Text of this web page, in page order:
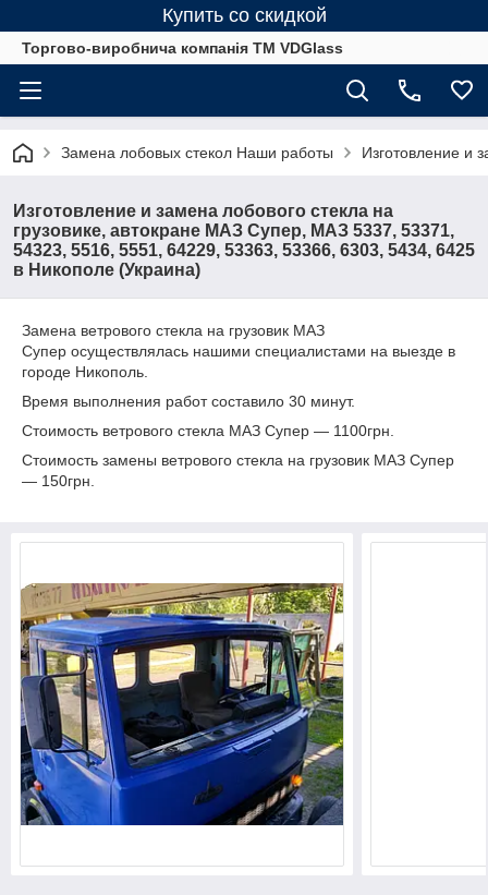
Купить со скидкой
Торгово-виробнича компанія ТМ VDGlass
Замена лобовых стекол Наши работы Изготовление и
Изготовление и замена лобового стекла на
грузовике, автокране МАЗ Супер, МАЗ 5337, 53371,
54323, 5516, 5551, 64229, 53363, 53366, 6303, 5434, 6425
в Никополе (Украина)
Замена ветрового стекла на грузовик МАЗ
Супер осуществлялась нашими специалистами на выезде в
городе Никополь.
Время выполнения работ составило 30 минут.
Стоимость ветрового стекла МАЗ Супер ― 1100грн.
Стоимость замены ветрового стекла на грузовик МАЗ Супер
― 150грн.